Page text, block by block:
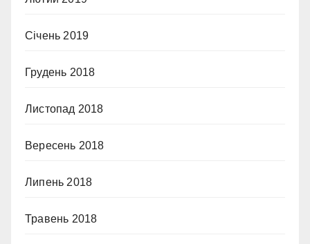
Січень 2019
Грудень 2018
Листопад 2018
Вересень 2018
Липень 2018
Травень 2018